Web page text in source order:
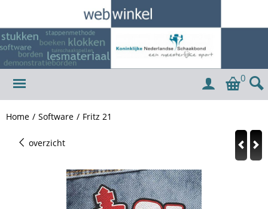
0
Home / Software / Fritz 21
overzicht